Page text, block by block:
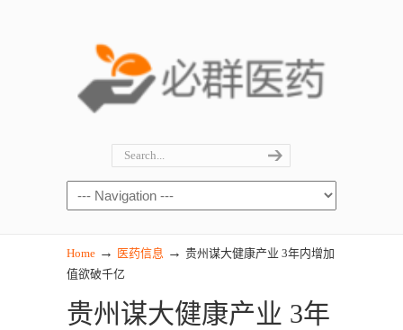
Home → 医药信息 → 贵州谋大健康产业 3年内增加
值欲破千亿
贵州谋大健康产业 3年